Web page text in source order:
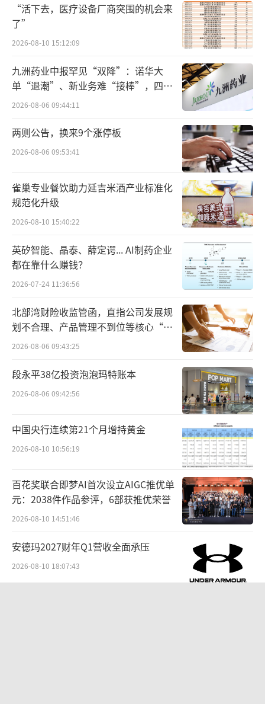
另据奥维云网数据，国内彩电市场在长期
下滑中，也迎来一波小阳春。今年三季度彩电
零售量同比提升0.7%，零售额同比增长14.
4%，很大程度上得益于8月以来以旧换新政策
在全国陆续展开。
手机屏幕继续内卷
在中小尺寸面板领域，出货增长的同时也
伴随着激烈竞争。与群智咨询数据，三季度全
球智能手机面板出货量约5.6亿片，同比增长7.
6%，领跑的是OLED、LTPO产品，落后产品的
OLED取代LCD已是老生常谈，在显示技术
外，屏幕制造工艺也“一代新人换旧人”，LTP
O正在挤占LTPS的生存空间，前者主要的优势
是可变刷新率，即只在画面更新时消耗电能，
处于静态图像时，可以降低功耗。
而这无疑击中了市场痛点，要知道手机续
航的好坏，直接影响了消费者接受度。LTPO在
能效方面表现更好，这让很多厂商“不敢不
用”。从今年三季度看，OLED、LTPO实现高
增长的同时，LTPS、LCD屏幕出货仅约为3500
从普及历史看，用户接触到LTPO已经有
三、四年时间，但此前厂商只在高端pro机型上
采用，例如小米12S Pro、荣耀Magic4 Pro、vi
vo X80 Pro以及iPhone13 Pro。此后，例如一
加Ace 3、iQOO Neo10系列也逐步搭配LTPO屏
幕。
“活下去，医疗设备厂商突围的机会来
了”
2026-08-10 15:12:09
九洲药业中报罕见“双降”：诺华大
单“退潮”、新业务难“接棒”，四大
难关待闯
2026-08-06 09:44:11
两则公告，换来9个涨停板
2026-08-06 09:53:41
雀巢专业餐饮助力延吉米酒产业标准化
规范化升级
2026-08-10 15:40:22
英矽智能、晶泰、薛定谔... AI制药企业
都在靠什么赚钱？
2026-07-24 11:36:56
北部湾财险收监管函，直指公司发展规
划不合理、产品管理不到位等核心“痛
点”
2026-08-06 09:43:25
段永平38亿投资泡泡玛特账本
2026-08-06 09:42:56
中国央行连续第21个月增持黄金
2026-08-10 10:56:19
百花奖联合即梦AI首次设立AIGC推优单
元：2038件作品参评，6部获推优荣誉
2026-08-10 14:51:46
安德玛2027财年Q1营收全面承压
2026-08-10 18:07:43